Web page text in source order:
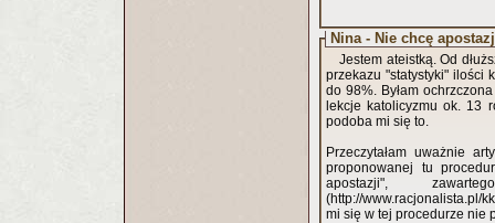
Nina - Nie chcę
Jestem ateistką. Od
przekazu "statystyki" ilości
do 98%. Byłam
lekcje katolicyzmu ok. 13
podoba mi się to.
Przeczytałam uważnie
proponowanej tu
apostazji",
(http://www.racjonalista.pl/
mi się w tej procedurze nie